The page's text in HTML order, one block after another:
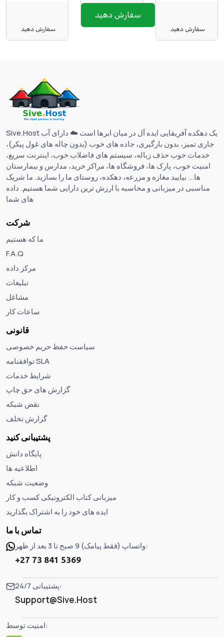
سفارش دهید
سفارش دهید
سفارش دهید
Sive.Host یک دهکده آفریقایی ایده آل در میان ابرها است ☁️ دارای آب
جاری تمیز، بدون بارگیری، جاده های خوب (بدون چاله های غول پیکر)،
خدمات خوب حذف زباله، سیستم های فاضلاب خوب، اینترنت سریع،
امنیت خوب، پارک ها، فروشگاه ها، مراکز خرید، مدارس و بیمارستان
ها... بیایید مغازه و مزرعه، دهکده، روستای ما را بسازید. ما شریک
مناسبی در میزبانی و محاسبه با ارزش ترین دارایی شما هستیم. داده
های شما
شرکت
ما که هستیم
F.A.Q
مرکز داده
تبلیغات
مشاغل
ساعات کار
قانونی
سیاست حفظ حریم خصوصی
توافقنامه SLA
شرایط خدمات
گزارش های حق چاپ
نقض شبکه
گزارش تخلف
پشتیبانی کنید
پایگاه دانش
اطلاعیه ها
وضعیت شبکه
میزبانی کتاب الکترونیکی کسب و کار
ایده های خود را به اشتراک بگذارید
تماس با ما
واتساپ (فقط پیامک) 9 صبح تا 3 بعد از ظهر:
+27 73 841 5369
پشتیبانی 24/7:
Support@Sive.Host
امنیت توسط: